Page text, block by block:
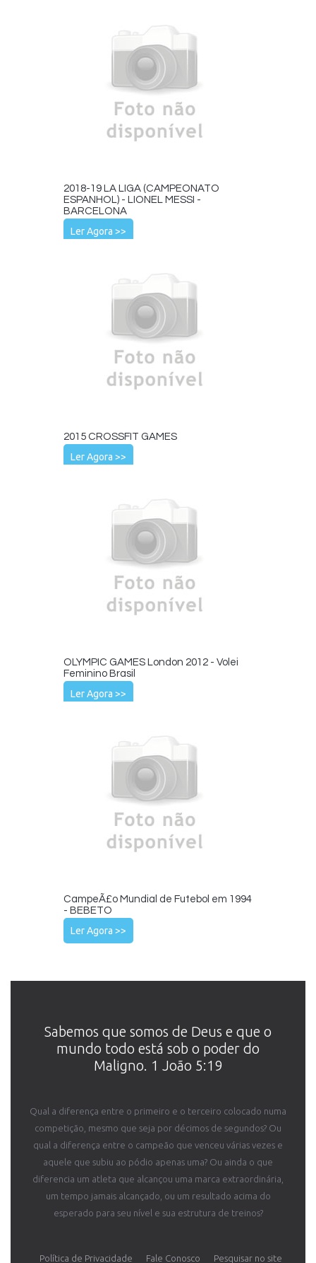
2018-19 LA LIGA (CAMPEONATO
ESPANHOL) - LIONEL MESSI -
BARCELONA
Ler Agora >>
2015 CROSSFIT GAMES
Ler Agora >>
OLYMPIC GAMES London 2012 - Volei
Feminino Brasil
Ler Agora >>
CampeÃ£o Mundial de Futebol em 1994
- BEBETO
Ler Agora >>
Sabemos que somos de Deus e que o
mundo todo está sob o poder do
Maligno. 1 João 5:19
Qual a diferença entre o primeiro e o terceiro colocado numa
competição, mesmo que seja por décimos de segundos? Ou
qual a diferença entre o campeão que venceu várias vezes e
aquele que subiu ao pódio apenas uma? Ou ainda o que
diferencia um atleta que alcançou uma marca extraordinária,
um tempo jamais alcançado, ou um resultado acima do
esperado para seu nível e sua estrutura de treinos?
Política de Privacidade Fale Conosco Pesquisar no site